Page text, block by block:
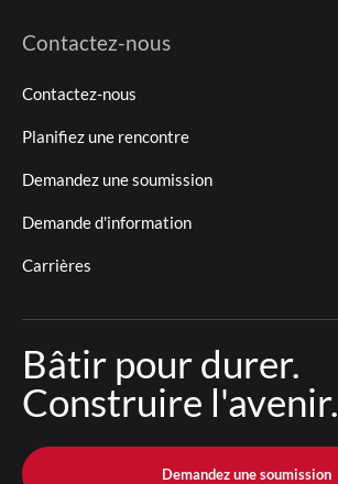
Contactez-nous
Contactez-nous
Planifiez une rencontre
Demandez une soumission
Demande d'information
Carrières
Bâtir pour durer.
Construire l'avenir.
Demandez une soumission